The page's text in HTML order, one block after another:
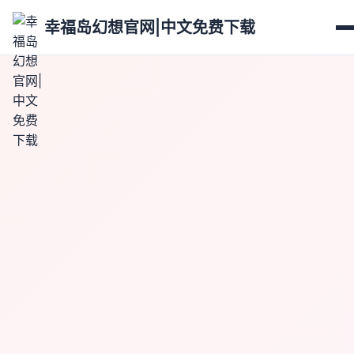
幸福岛幻想官网|中文免费下载